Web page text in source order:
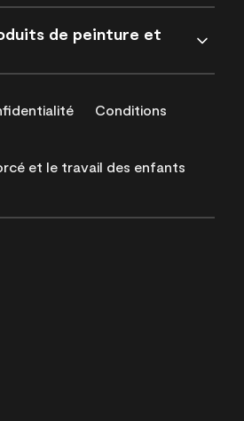
de peinture et
Conditions
et le travail des enfants